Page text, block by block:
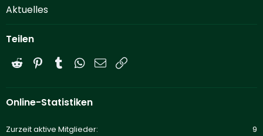
Aktuelles
Teilen
Reddit PinterestTumblrWhatsApp
E-Mail
Online-Statistiken
Zurzeit aktive Mitglieder 9